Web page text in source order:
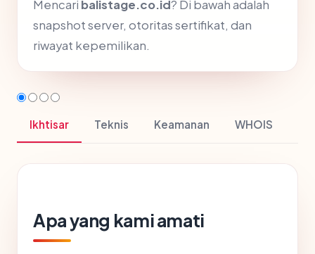
Mencari balistage.co.id? Di bawah adalah
snapshot server, otoritas sertifikat, dan
riwayat kepemilikan.
Ikhtisar Teknis Keamanan WHOIS
Apa yang kami amati